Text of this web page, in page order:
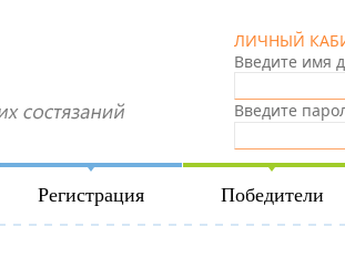
ЛИЧНЫЙ
Введите имя
Введите
Регистрация Победители